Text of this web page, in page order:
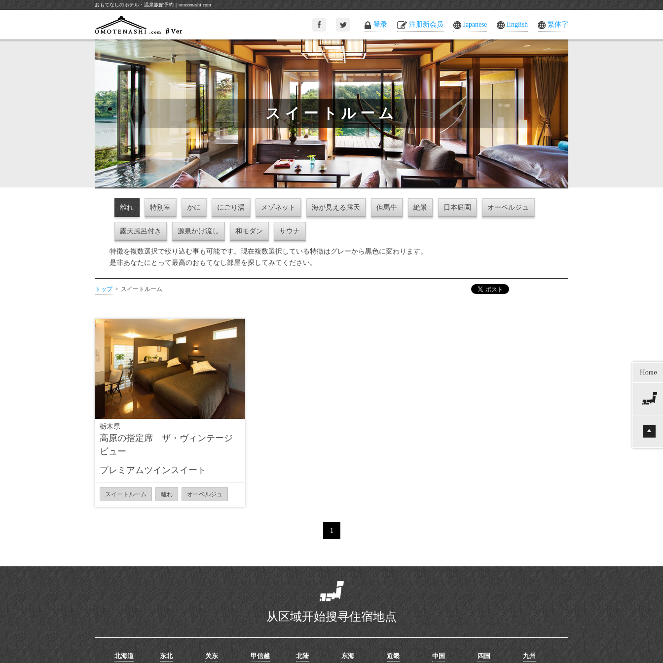
おもてなしのホテル・温泉旅館予約｜omotenashi.com
登录 注册新会员 Japanese English 繁体字
スイートルーム
離れ 特別室 かに にごり湯 メゾネット 海が見える露天 但馬牛 絶景 日本庭園 オーベルジュ
露天風呂付き 源泉かけ流し 和モダン サウナ
特徴を複数選択で絞り込む事も可能です。現在複数選択している特徴はグレーから黒色に変わります。
是非あなたにとって最高のおもてなし部屋を探してみてください。
トップ スイートルーム
栃木県
高原の指定席 ザ・ヴィンテージ
ビュー
プレミアムツインスイート
スイートルーム 離れ オーベルジュ
1
从区域开始搜寻住宿地点
北海道 东北 关东 甲信越 北陆 东海 近畿 中国 四国 九州